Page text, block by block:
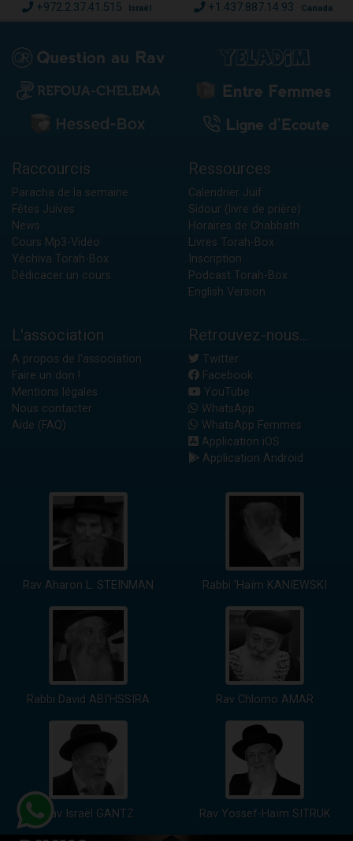
+972.2.37.41.515 Israël +1.437.887.14.93 Canada
Raccourcis
Paracha de la semaine
Fêtes Juives
News
Cours Mp3-Vidéo
Yéchiva Torah-Box
Dédicacer un cours
Ressources
Calendrier Juif
Sidour (livre de prière)
Horaires de Chabbath
Livres Torah-Box
Inscription
Podcast Torah-Box
English Version
L'association
A propos de l'association
Faire un don !
Mentions légales
Nous contacter
Aide (FAQ)
Retrouvez-nous...
Twitter
Facebook
YouTube
WhatsApp
WhatsApp Femmes
Application iOS
Application Android
Rav Aharon L. STEINMAN Rabbi 'Haïm KANIEWSKI
Rabbi David ABI'HSSIRA Rav Chlomo AMAR
Rav Israël GANTZ Rav Yossef-Haïm SITRUK